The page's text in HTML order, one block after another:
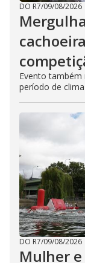
DO R7/09/08/2026
Evento
período de
DO R7/09/08/2026
Mulher